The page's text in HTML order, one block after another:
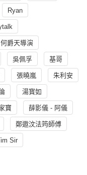
Ryan
何爵天導演
吳佩孚 基哥
張曉嵐 朱利安
湯寳如
寶 薛影儀 - 阿儀
鄭遨汶法筠師傅
Sir